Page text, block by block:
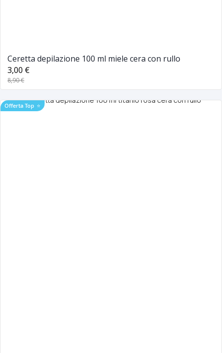
Ceretta depilazione 100 ml miele cera con rullo
3,00 €
8,90 €
Offerta Top ⭐